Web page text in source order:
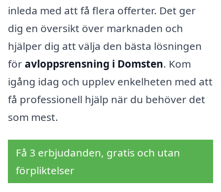
inleda med att få flera offerter. Det ger
dig en översikt över marknaden och
hjälper dig att välja den bästa lösningen
för avloppsrensning i Domsten. Kom
igång idag och upplev enkelheten med att
få professionell hjälp när du behöver det
som mest.
Få 3 erbjudanden, gratis och utan
förpliktelser